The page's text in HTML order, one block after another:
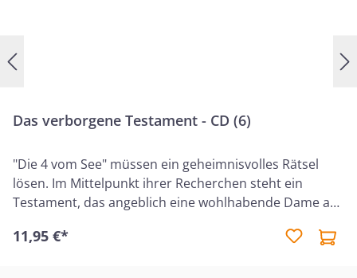
Das verborgene Testament - CD (6)
"Die 4 vom See" müssen ein geheimnisvolles Rätsel
lösen. Im Mittelpunkt ihrer Recherchen steht ein
Testament, das angeblich eine wohlhabende Dame aus
gefährlich wird es, als die Freunde in einem
11,95 €*